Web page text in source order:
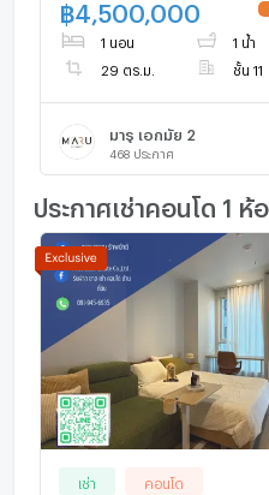
2770367)
฿ 4,500,000
1 นอน 1 น้ำ
29 ตร.ม. ชั้น 11
มารุ เอกมัย 2
468 ประกาศ
เช่า คอนโด